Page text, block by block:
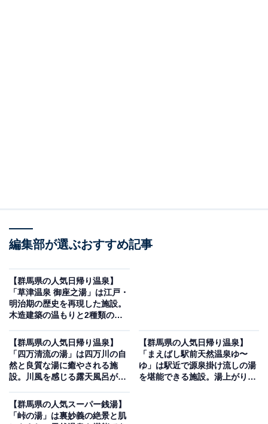
編集部が選ぶおすすめ記事
【群馬県の人気日帰り温泉】
「草津温泉 御座之湯」は江戸・
明治期の歴史を再現した施設。
木造建築の温もりと2種類の源
【群馬県の人気日帰り温泉】
「四万清流の湯」は四万川の自
然と良質な湯に癒やされる施
設。川風を感じる露天風呂が魅
【群馬県の人気日帰り温泉】
「まえばし駅前天然温泉ゆ〜
ゆ」は駅近で源泉掛け流しの湯
を堪能できる施設。湯上がりほ
【群馬県の人気スーパー銭湯】
「峠の湯」は裏妙義の絶景と肌